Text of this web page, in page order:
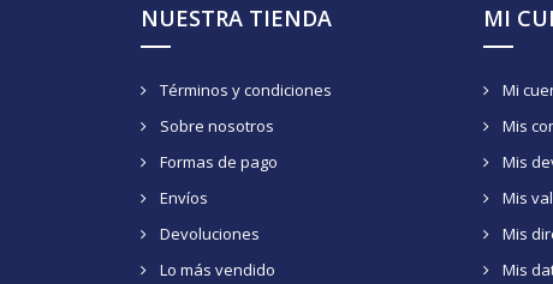
NUESTRA TIENDA
Términos y condiciones
Sobre nosotros
Formas de pago
Envíos
Devoluciones
Lo más vendido
MI
Mi
Mis
Mis
Mis
Mis
Mis